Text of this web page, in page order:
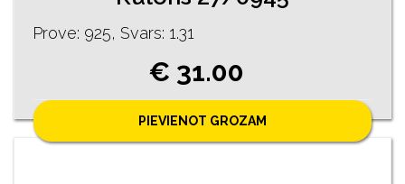
Prove: 925, Svars: 1.31
€ 31.00
PIEVIENOT GROZAM